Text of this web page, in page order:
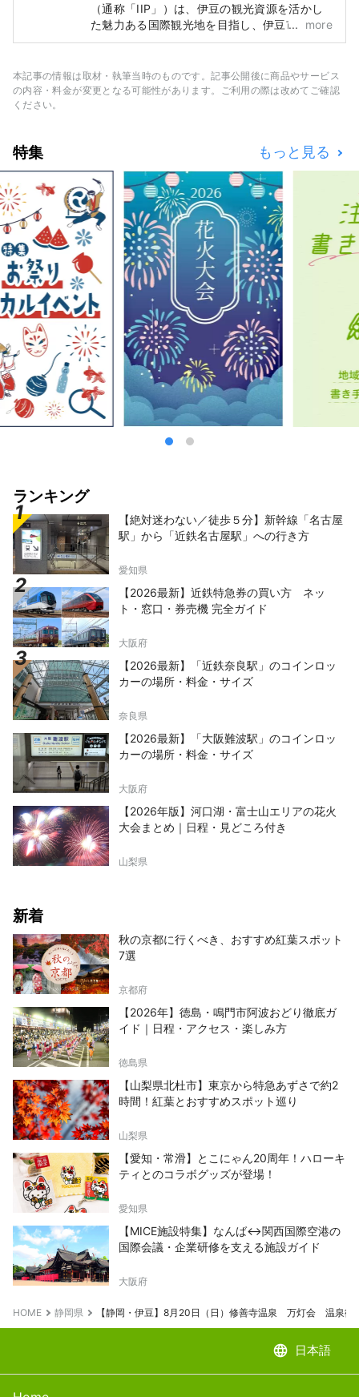
（通称「IIP」）は、伊豆の観光資源を活かし
た魅力ある国際観光地を目指し、伊豆市への外
国人観光客の誘致や受け入れ体制の整備等を促
伊豆市は、自然と農業が豊かで、温泉や海水
浴場、山岳地帯など、様々な観光スポットがあ
カバー画像は、伊豆市を彩る写真コンテスト入
賞作品です。 撮影者：尾島 裕樹 作品名：
「小雪（しょうせつ）を彩る」 カバー画像の
無断転用及び複製を禁止します。 カバー画像
の利用については、伊豆市観光情報サイトでご
確認ください。
more
本記事の情報は取材・執筆当時のものです。記事公開後に商品やサービス
の内容・料金が変更となる可能性があります。ご利用の際は改めてご確認
ください。
特集 もっと見る
ランキング
【絶対迷わない／徒歩５分】新幹線「名古屋
駅」から「近鉄名古屋駅」への行き方
愛知県
【2026最新】近鉄特急券の買い方 ネッ
ト・窓口・券売機 完全ガイド
大阪府
【2026最新】「近鉄奈良駅」のコインロッ
カーの場所・料金・サイズ
奈良県
【2026最新】「大阪難波駅」のコインロッ
カーの場所・料金・サイズ
大阪府
【2026年版】河口湖・富士山エリアの花火
大会まとめ｜日程・見どころ付き
山梨県
新着
秋の京都に行くべき、おすすめ紅葉スポット
7選
京都府
【2026年】徳島・鳴門市阿波おどり徹底ガ
イド｜日程・アクセス・楽しみ方
徳島県
【山梨県北杜市】東京から特急あずさで約2
時間！紅葉とおすすめスポット巡り
山梨県
【愛知・常滑】とこにゃん20周年！ハローキ
ティとのコラボグッズが登場！
愛知県
【MICE施設特集】なんば↔関西国際空港の
国際会議・企業研修を支える施設ガイド
大阪府
HOME 静岡県 【静岡・伊豆】8月20日（日）修善寺温泉 万灯会 温泉街
language 日本語